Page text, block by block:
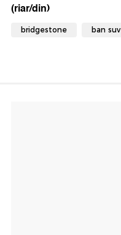
(riar/din)
bridgestone ban suv